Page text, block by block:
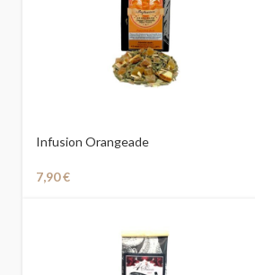
Infusion Orangeade
7,90€